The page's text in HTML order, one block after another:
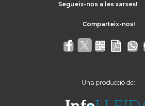
Segueix-nos a les xarxes!
Una producció de: